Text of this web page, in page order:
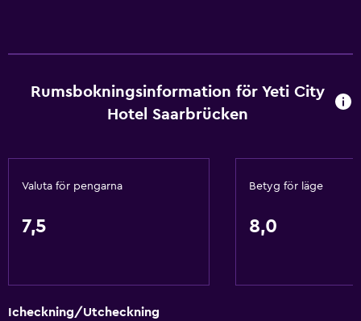
Toalettpapper
Tillgänglighet och lämplighet
Husdjur får medtagas vid förfrågan. Kostnader kan
Hiss
Rumsbokningsinformation för Yeti City
Hotel Saarbrücken
Valuta för pengarna
7,5
Betyg för läge
8,0
Icheckning/Utcheckning